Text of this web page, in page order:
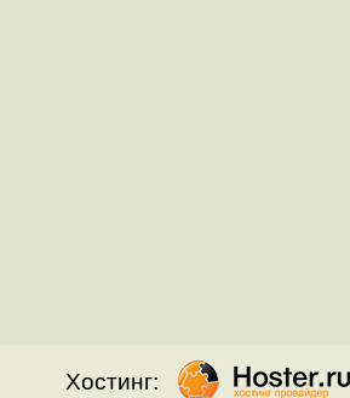
Хостинг: